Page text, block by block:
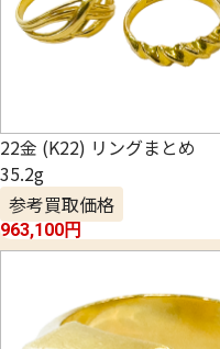
22金 (K22) リングまとめ
35.2g
参考買取価格
963,100円